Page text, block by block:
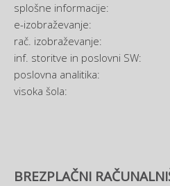
splošne informacije:
e-izobraževanje:
rač. izobraževanje:
inf. storitve in poslovni SW:
poslovna analitika:
visoka šola:
BREZPLAČNI